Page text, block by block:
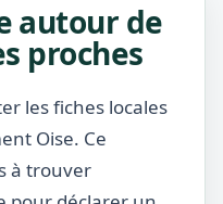
autour de
proches
les fiches locales
Oise. Ce
à trouver